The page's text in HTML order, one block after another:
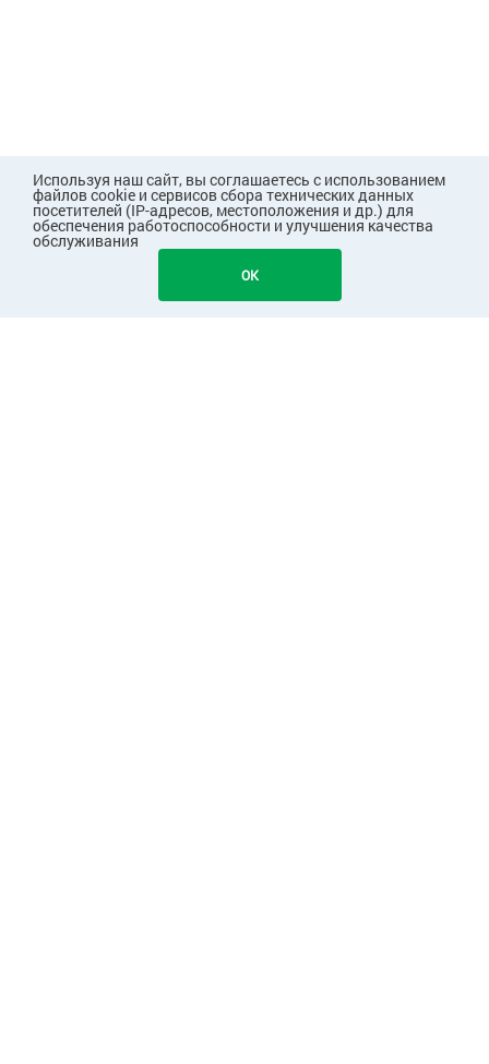
В КОРЗИНУ 872
Используя наш сайт, вы соглашаетесь с использованием
файлов cookie и сервисов сбора технических данных
посетителей (IP-адресов, местоположения и др.) для
обеспечения работоспособности и улучшения качества
обслуживания
OK